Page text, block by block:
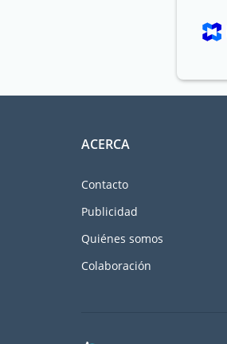
ACERCA
Contacto
Publicidad
Quiénes somos
Colaboración